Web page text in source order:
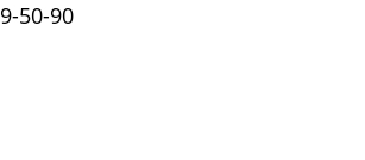
50-90